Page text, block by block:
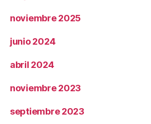
noviembre 2025
junio 2024
abril 2024
noviembre 2023
septiembre 2023